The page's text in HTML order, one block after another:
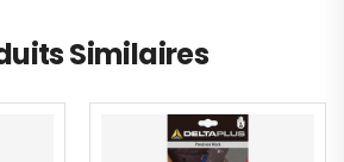
Similaires